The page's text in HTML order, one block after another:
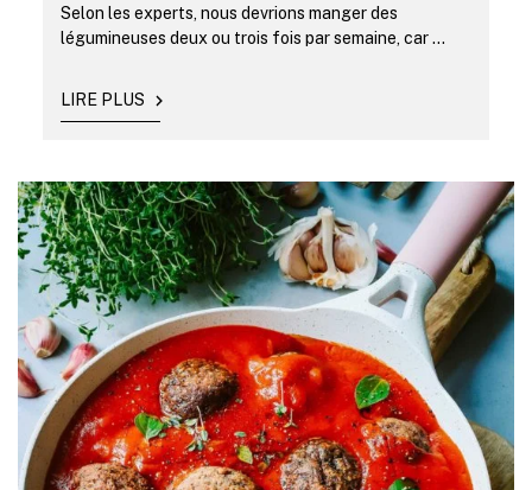
Selon les experts, nous devrions manger des
légumineuses deux ou trois fois par semaine, car ...
LIRE PLUS